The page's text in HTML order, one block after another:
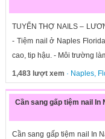
TUYỂN THỢ NAILS –
- Tiệm nail ở Naples
cao, tip hậu. - Môi trường
1,483 lượt xem · Naples,
Cần sang gấp tiệm nail In
Cần sang gấp tiệm nail In